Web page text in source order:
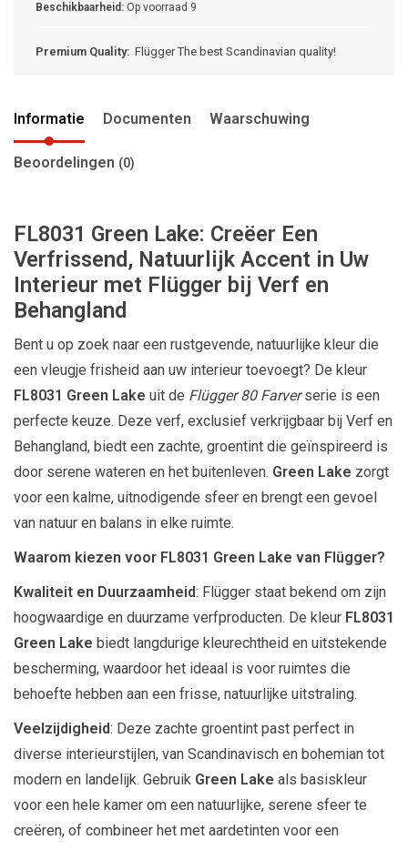
Beschikbaarheid: Op voorraad 9
Premium Quality: Flügger The best Scandinavian quality!
Informatie Documenten Waarschuwing
Beoordelingen (0)
FL8031 Green Lake: Creëer Een
Verfrissend, Natuurlijk Accent in Uw
Interieur met Flügger bij Verf en
Behangland
Bent u op zoek naar een rustgevende, natuurlijke kleur die
een vleugje frisheid aan uw interieur toevoegt? De kleur
FL8031 Green Lake uit de Flügger 80 Farverserie is een
perfecte keuze. Deze verf, exclusief verkrijgbaar bij Verf en
Behangland, biedt een zachte, groentint die geïnspireerd is
door serene wateren en het buitenleven. Green Lake zorgt
voor een kalme, uitnodigende sfeer en brengt een gevoel
van natuur en balans in elke ruimte.
Waarom kiezen voor FL8031 Green Lake van Flügger?
Kwaliteit en Duurzaamheid: Flügger staat bekend om zijn
hoogwaardige en duurzame verfproducten. De kleur FL8031
Green Lake biedt langdurige kleurechtheid en uitstekende
bescherming, waardoor het ideaal is voor ruimtes die
behoefte hebben aan een frisse, natuurlijke uitstraling.
Veelzijdigheid: Deze zachte groentint past perfect in
diverse interieurstijlen, van Scandinavisch en bohemian tot
modern en landelijk. Gebruik Green Lake als basiskleur
voor een hele kamer om een natuurlijke, serene sfeer te
creëren, of combineer het met aardetinten voor een